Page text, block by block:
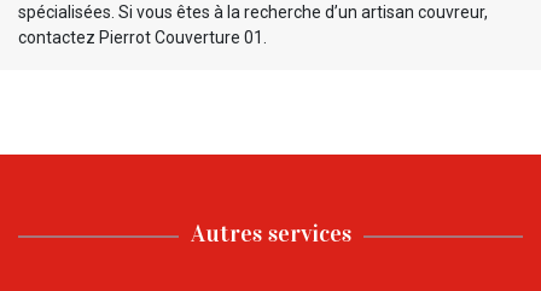
spécialisées. Si vous êtes à la recherche d’un artisan couvreur,
contactez Pierrot Couverture 01.
Autres services